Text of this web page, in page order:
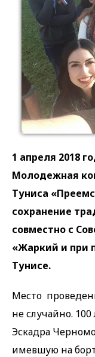
1 апреля 2018
Молодежная
Туниса
сохранение
совместно с
«Жаркий и при
Тунисе.
Место
не случайно.
Эскадра
имевшую на